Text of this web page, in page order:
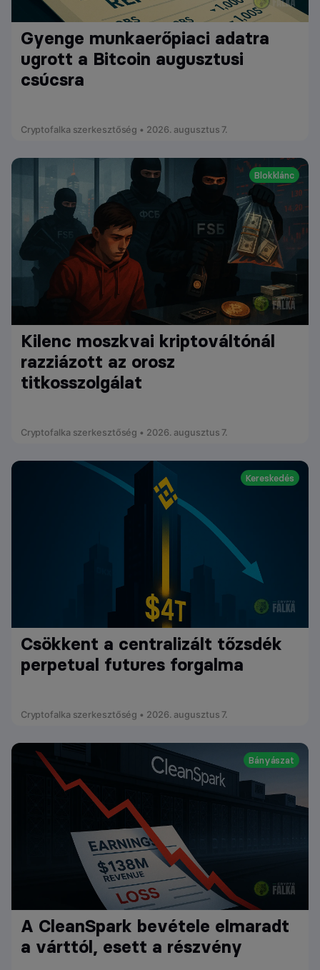
Gyenge munkaerőpiaci adatra
ugrott a Bitcoin augusztusi
csúcsra
Cryptofalka szerkesztőség • 2026. augusztus 7.
Blokklánc
Kilenc moszkvai kriptováltónál
razziázott az orosz
titkosszolgálat
Cryptofalka szerkesztőség • 2026. augusztus 7.
Kereskedés
Csökkent a centralizált tőzsdék
perpetual futures forgalma
Cryptofalka szerkesztőség • 2026. augusztus 7.
Bányászat
A CleanSpark bevétele elmaradt
a várttól, esett a részvény